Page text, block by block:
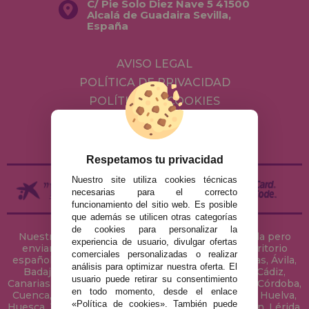
C/ Pie Solo Diez Nave 5 41500
Alcalá de Guadaira Sevilla,
España
AVISO LEGAL
POLÍTICA DE PRIVACIDAD
POLÍTICA DE COOKIES
ENVÍOS Y DEVOLUCIONES
DEVOLUCIONES / DESISTIMIENTO
Nuestra tienda de puzzles está ubicada en Sevilla pero
enviamos tus puzzles a cualquier ciudad del territorio
español: Álava, Albacete, Alicante, Almería, Asturias, Ávila,
Badajoz, Baleares, Barcelona, Burgos, Cáceres, Cádiz,
Canarias, Cantabria, Castellón, Ceuta, Ciudad Real, Córdoba,
Cuenca, Gerona, Granada, Guadalajara, Guipúzcoa, Huelva,
Respetamos tu privacidad
Nuestro site utiliza cookies técnicas
necesarias para el correcto
funcionamiento del sitio web. Es posible
que además se utilicen otras categorías
de cookies para personalizar la
experiencia de usuario, divulgar ofertas
comerciales personalizadas o realizar
análisis para optimizar nuestra oferta. El
usuario puede retirar su consentimiento
en todo momento, desde el enlace
«Política de cookies». También puede